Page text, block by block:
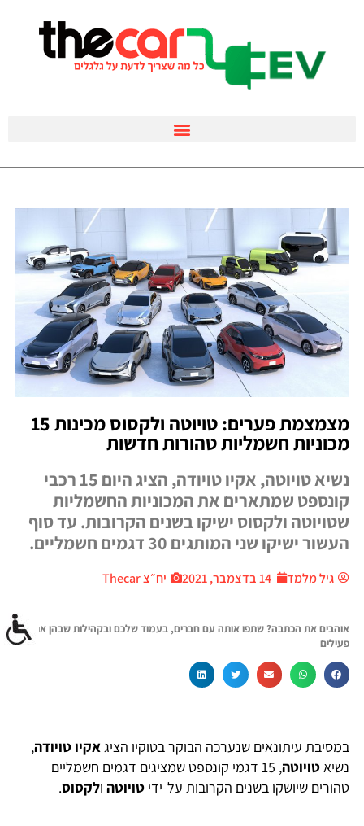
מצמצמת פערים: טויוטה ולקסוס מכינות 15
מכוניות חשמליות טהורות חדשות
נשיא טויוטה, אקיו טויודה, הציג היום 15 רכבי
קונספט שמתארים את המכוניות החשמליות
שטויוטה ולקסוס ישיקו בשנים הקרובות. עד סוף
העשור ישיקו שני המותגים 30 דגמים חשמליים.
גיל מלמד 14 בדצמבר, 2021 יח״צ Thecar
אוהבים את הכתבה? שתפו אותה עם חברים, בעמוד שלכם ובקהילות שבהן אתם
פעילים
במסיבת עיתונאים שנערכה הבוקר בטוקיו הציג אקיו טויודה,
נשיא טויוטה
, 15 דגמי קונספט שמציגים דגמים חשמליים
טהורים שיושקו בשנים הקרובות על-ידי טויוטה ולקסוס.